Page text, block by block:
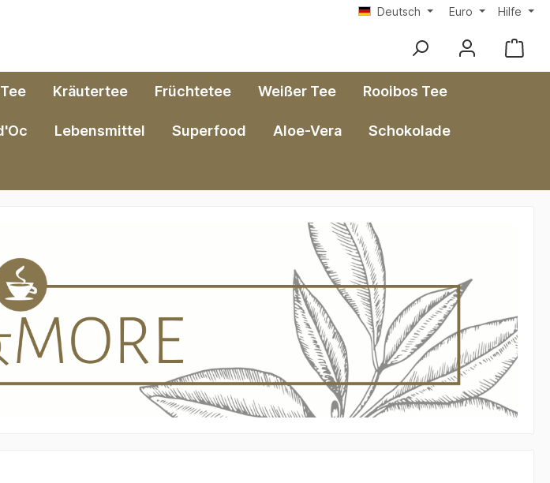
Deutsch Euro Hilfe
Kräutertee Früchtetee Weißer Tee Rooibos Tee
Lebensmittel Superfood Aloe-Vera Schokolade